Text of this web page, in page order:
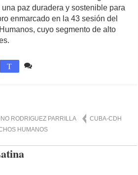
paz duradera y sostenible para
enmarcado en la 43 sesión del
cuyo segmento de alto
T
RODRIGUEZ PARRILLA
CUBA-CDH
HUMANOS